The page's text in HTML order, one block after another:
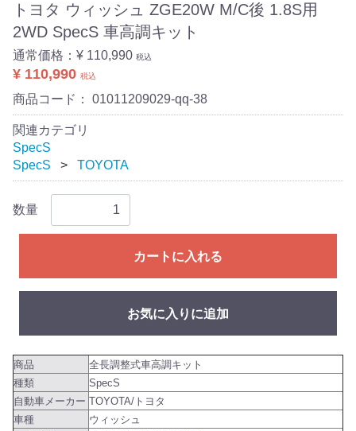
トヨタ ウィッシュ ZGE20W M/C後 1.8S用
2WD SpecS 車高調キット
通常価格： ¥ 110,990 税込
¥ 110,990 税込
商品コード： 01011209029-qq-38
関連カテゴリ
SpecS
SpecS
TOYOTA
数量
カートに入れる
お気に入りに追加
商品
全長調整式車高調キット
種類
SpecS
自動車メーカー TOYOTA/トヨタ
車種
ウィッシュ